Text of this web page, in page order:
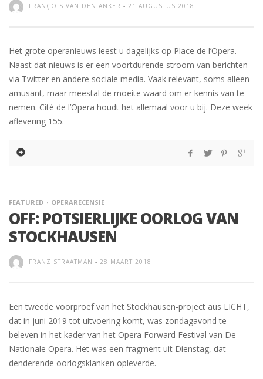
FRANÇOIS VAN DEN ANKER - 21 AUGUSTUS 2018
Het grote operanieuws leest u dagelijks op Place de l’Opera.
Naast dat nieuws is er een voortdurende stroom van berichten
via Twitter en andere sociale media. Vaak relevant, soms alleen
amusant, maar meestal de moeite waard om er kennis van te
nemen. Cité de l’Opera houdt het allemaal voor u bij. Deze week
aflevering 155.
FEATURED OPERARECENSIE
OFF: POTSIERLIJKE OORLOG VAN
STOCKHAUSEN
FRANZ STRAATMAN - 28 MAART 2018
Een tweede voorproef van het Stockhausen-project aus LICHT,
dat in juni 2019 tot uitvoering komt, was zondagavond te
beleven in het kader van het Opera Forward Festival van De
Nationale Opera. Het was een fragment uit Dienstag, dat
denderende oorlogsklanken opleverde.